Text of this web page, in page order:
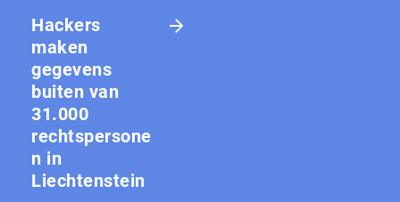
Hackers
maken
gegevens
buiten van
31.000
rechtspersone
n in
Liechtenstein